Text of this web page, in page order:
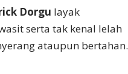
Dorgu layak
serta tak kenal lelah
ataupun bertahan.